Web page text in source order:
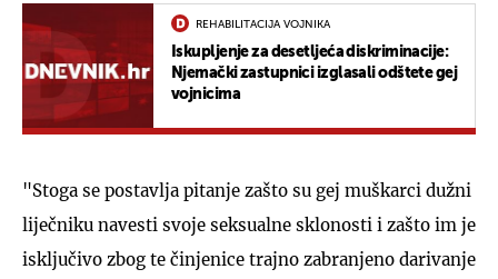
REHABILITACIJA VOJNIKA
Iskupljenje za desetljeća diskriminacije:
Njemački zastupnici izglasali odštete gej
vojnicima
"Stoga se postavlja pitanje zašto su gej muškarci dužni
liječniku navesti svoje seksualne sklonosti i zašto im je
isključivo zbog te činjenice trajno zabranjeno darivanje